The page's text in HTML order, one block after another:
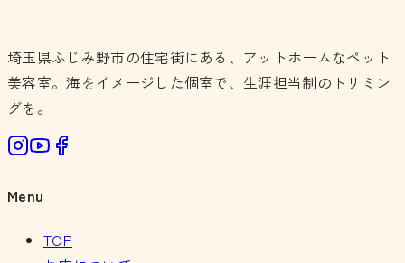
埼玉県ふじみ野市の住宅街にある、アットホームなペット
美容室。海をイメージした個室で、生涯担当制のトリミン
グを。
Menu
TOP